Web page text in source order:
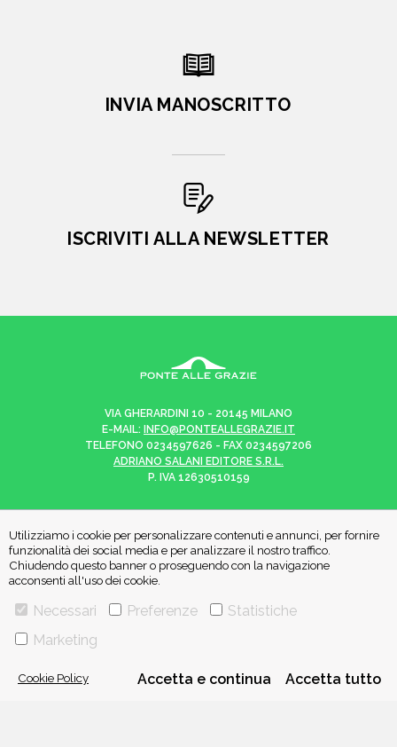
Utilizziamo i cookie per personalizzare contenuti e annunci, per fornire
funzionalità dei social media e per analizzare il nostro traffico.
Chiudendo questo banner o proseguendo con la navigazione
acconsenti all'uso dei cookie.
Necessari Preferenze
Statistiche
Marketing
Cookie Policy Accetta e continua Accetta tutto
INVIA MANOSCRITTO
ISCRIVITI ALLA NEWSLETTER
VIA GHERARDINI 10 - 20145 MILANO
E-MAIL:
INFO@PONTEALLEGRAZIE.IT
TELEFONO 0234597626 - FAX 0234597206
ADRIANO SALANI EDITORE S.R.L.
P. IVA 12630510159
CHI SIAMO CONTATTI
PRIVACY POLICY COOKIE POLICY